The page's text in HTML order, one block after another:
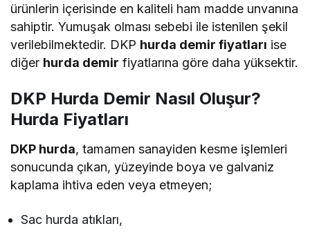
ürünlerin içerisinde en kaliteli ham madde unvanına
sahiptir. Yumuşak olması sebebi ile istenilen şekil
verilebilmektedir. DKP hurda demir fiyatları ise
diğer hurda demir fiyatlarına göre daha yüksektir.
DKP Hurda Demir Nasıl Oluşur?
Hurda Fiyatları
DKP hurda, tamamen sanayiden kesme işlemleri
sonucunda çıkan, yüzeyinde boya ve galvaniz
kaplama ihtiva eden veya etmeyen;
Sac hurda atıkları,